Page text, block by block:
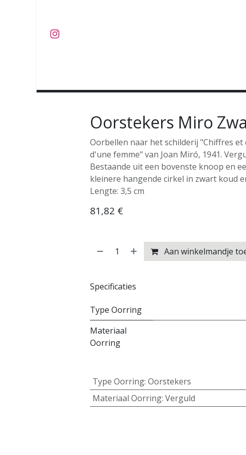
Oorstekers Miro
Oorbellen naar het schilderij "Chiffres
d'une femme" van Joan Miró, 1941.
Bestaande uit een bovenste knoop en
kleinere hangende cirkel in zwart koud
Lengte: 3,5 cm
81,82 €
Aan winkelmandje
Specificaties
Type Oorring
Materiaal
Oorring
Type Oorring: Oorstekers
Materiaal Oorring: Verguld